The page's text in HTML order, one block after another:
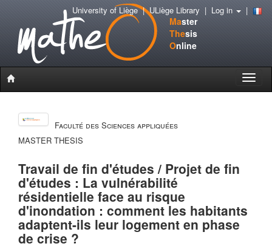
Master
Thesis
Online
Toggle
University of Liège|ULiège Library | Log in |
Faculté des Sciences appliquées
MASTER THESIS
Travail de fin d'études / Projet de fin
d'études : La vulnérabilité
résidentielle face au risque
d'inondation : comment les habitants
adaptent-ils leur logement en phase
de crise ?